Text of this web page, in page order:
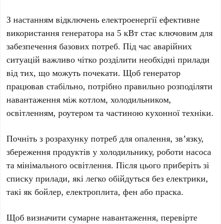
З настанням відключень електроенергії ефективне
використання генератора на 5 кВт стає ключовим для
забезпечення базових потреб. Під час аварійних
ситуацій важливо чітко розділити необхідні прилади
від тих, що можуть почекати. Щоб генератор
працював стабільно, потрібно правильно розподіляти
навантаження між котлом, холодильником,
освітленням, роутером та частиною кухонної техніки.
Почніть з розрахунку потреб для опалення, зв’язку,
збереження продуктів у холодильнику, роботи насоса
та мінімального освітлення. Після цього приберіть зі
списку прилади, які легко обійдуться без електрики,
такі як бойлер, електроплита, фен або праска.
Щоб визначити сумарне навантаження, перевірте